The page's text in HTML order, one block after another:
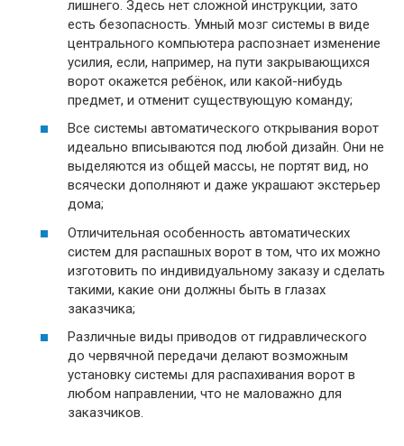
лишнего. Здесь нет сложной инструкции, зато
есть безопасность. Умный мозг системы в виде
центрального компьютера распознает изменение
усилия, если, например, на пути закрывающихся
ворот окажется ребёнок, или какой-нибудь
предмет, и отменит существующую команду;
Все системы автоматического открывания ворот
идеально вписываются под любой дизайн. Они не
выделяются из общей массы, не портят вид, но
всячески дополняют и даже украшают экстерьер
дома;
Отличительная особенность автоматических
систем для распашных ворот в том, что их можно
изготовить по индивидуальному заказу и сделать
такими, какие они должны быть в глазах
заказчика;
Различные виды приводов от гидравлического
до червячной передачи делают возможным
установку системы для распахивания ворот в
любом направлении, что не маловажно для
заказчиков.